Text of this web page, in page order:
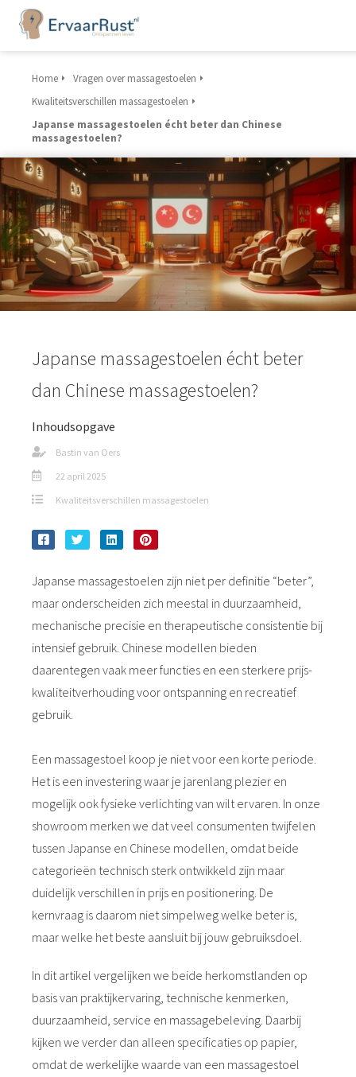
Home
Vragen over massagestoelen
Kwaliteitsverschillen massagestoelen
Japanse massagestoelen écht beter dan Chinese
massagestoelen?
Japanse massagestoelen écht beter
dan Chinese massagestoelen?
Inhoudsopgave
Bastin van Oers
22 april 2025
Kwaliteitsverschillen massagestoelen
Japanse massagestoelen zijn niet per definitie “beter”,
maar onderscheiden zich meestal in duurzaamheid,
mechanische precisie en therapeutische consistentie bij
intensief gebruik. Chinese modellen bieden
daarentegen vaak meer functies en een sterkere prijs-
kwaliteitverhouding voor ontspanning en recreatief
gebruik.
Een massagestoel koop je niet voor een korte periode.
Het is een investering waar je jarenlang plezier en
mogelijk ook fysieke verlichting van wilt ervaren. In onze
showroom merken we dat veel consumenten twijfelen
tussen Japanse en Chinese modellen, omdat beide
categorieën technisch sterk ontwikkeld zijn maar
duidelijk verschillen in prijs en positionering. De
kernvraag is daarom niet simpelweg welke beter is,
maar welke het beste aansluit bij jouw gebruiksdoel.
In dit artikel vergelijken we beide herkomstlanden op
basis van praktijkervaring, technische kenmerken,
duurzaamheid, service en massagebeleving. Daarbij
kijken we verder dan alleen specificaties op papier,
omdat de werkelijke waarde van een massagestoel